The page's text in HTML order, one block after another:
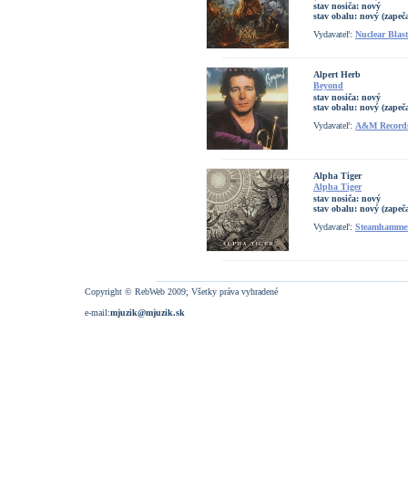
stav nosiča: nový
stav obalu: nový
Vydavateľ: Nuclear Blast
Alpert Herb
Beyond
stav nosiča: nový
stav obalu: nový
Vydavateľ: A&M
Alpha Tiger
Alpha Tiger
stav nosiča: nový
stav obalu: nový
Vydavateľ:
Copyright © RebWeb 2009; Všetky práva vyhradené
e-mail:mjuzik@mjuzik.sk